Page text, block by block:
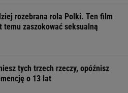
rozebrana rola Polki. Ten film
temu zaszokować seksualną
tych trzech rzeczy, opóźnisz
o 13 lat